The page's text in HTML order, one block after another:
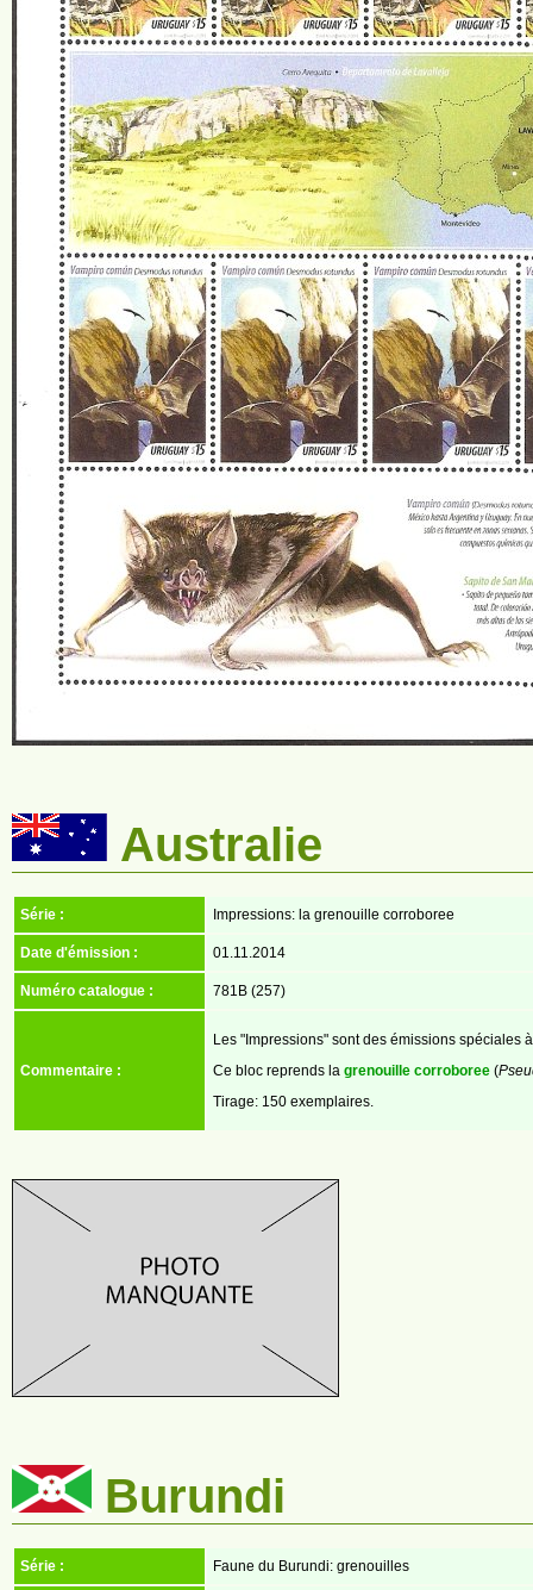
Australie
Série : Impressions: la grenouille corroboree
Date d'émission : 01.11.2014
Numéro catalogue : 781B (257)
Commentaire :
Les "Impressions" sont des émissions
Ce bloc reprends la grenouille corroboree (
Tirage: 150 exemplaires.
Burundi
Série : Faune du Burundi: grenouilles